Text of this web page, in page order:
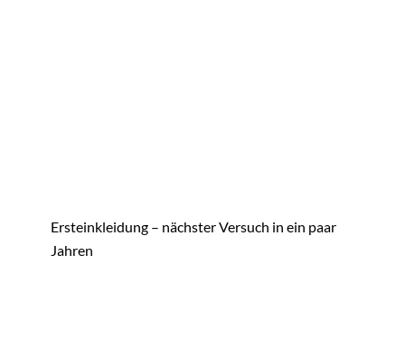
Ersteinkleidung – nächster Versuch in ein paar
Jahren